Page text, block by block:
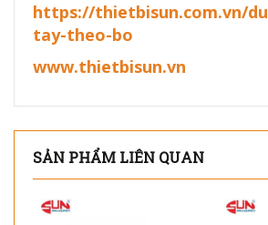
https://thietbisun.com.vn/
tay-theo-bo
www.thietbisun.vn
SẢN PHẨM LIÊN QUAN